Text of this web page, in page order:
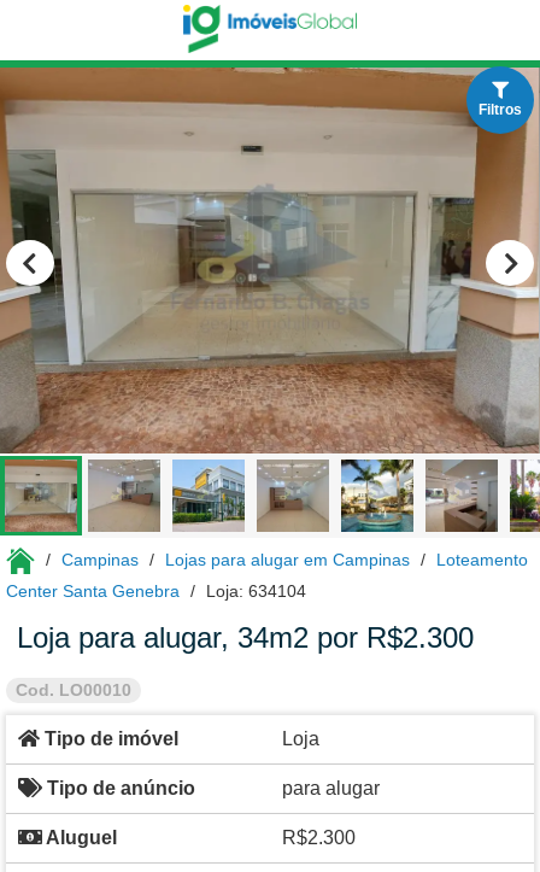
Campinas Lojas para alugar em Campinas
Loteamento
Center Santa Genebra
Loja: 634104
Loja para alugar, 34m2 por R$2.300
Cod. LO00010
Tipo de imóvel Loja
Tipo de anúncio para alugar
Aluguel R$2.300
Filtros